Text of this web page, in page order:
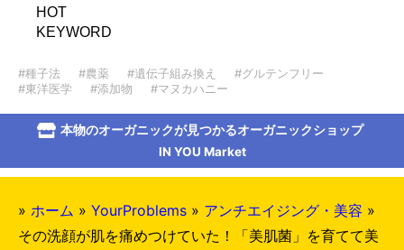
HOT
KEYWORD
#種子法 #農薬 #遺伝子組み換え
#グルテンフリー
#東洋医学
#添加物 #マヌカハニー
本物のオーガニックが見つかるオーガニックショップ
IN YOU Market
» ホーム » YourProblems » アンチエイジング・美容 »
その洗顔が肌を痛めつけていた！「美肌菌」を育てて美